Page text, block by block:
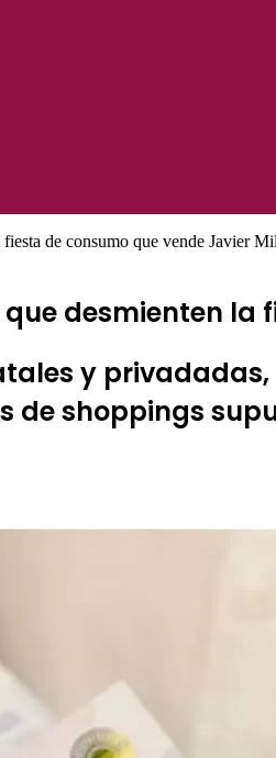
de consumo que vende Javier
desmienten
y
shoppings